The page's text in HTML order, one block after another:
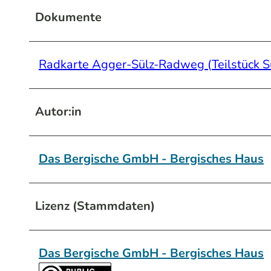
Dokumente
Radkarte Agger-Sülz-Radweg (Teilstück
Autor:in
Das Bergische GmbH - Bergisches Haus
Lizenz (Stammdaten)
Das Bergische GmbH - Bergisches Haus